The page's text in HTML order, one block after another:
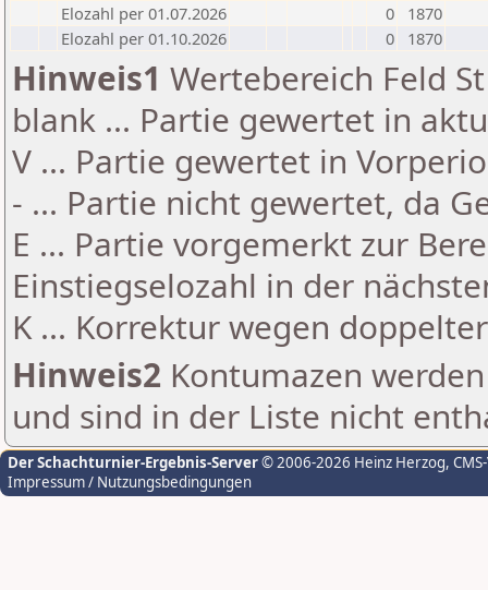
Elozahl per 01.07.2026
0
1870
Elozahl per 01.10.2026
0 1870
Hinweis1 Wertebereich Feld
blank ... Partie gewertet in
V ... Partie gewertet in
- ... Partie nicht gewertet, da
E ... Partie vorgemerkt zur
Einstiegselozahl in der
K ... Korrektur wegen
Hinweis2 Kontumazen
und sind in der Liste nicht
Der Schachturnier-Ergebnis-Server© 2006-2026 Heinz Herzog,
Impressum / Nutzungsbedingungen